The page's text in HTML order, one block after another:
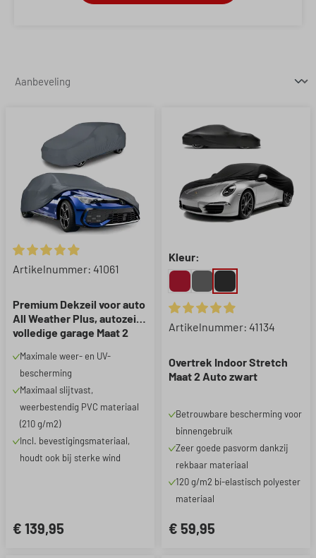
Gemiddelde waardering van 4.9 van 5 sterren
Artikelnummer: 41061
Premium Dekzeil voor auto
All Weather Plus, autozeil
volledige garage Maat 2
Maximale weer- en UV-
bescherming
Maximaal slijtvast,
weerbestendig PVC materiaal
(210 g/m2)
Incl. bevestigingsmateriaal,
houdt ook bij sterke wind
€ 139,95
Kleur:
Gemiddelde waardering van
Artikelnummer: 41134
Overtrek Indoor Stretch
Maat 2 Auto zwart
Betrouwbare bescherming voor
binnengebruik
Zeer goede pasvorm dankzij
rekbaar materiaal
120 g/m2 bi-elastisch polyester
materiaal
€ 59,95